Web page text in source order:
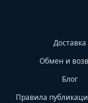
Доставка
Обмен и
Блог
Правила